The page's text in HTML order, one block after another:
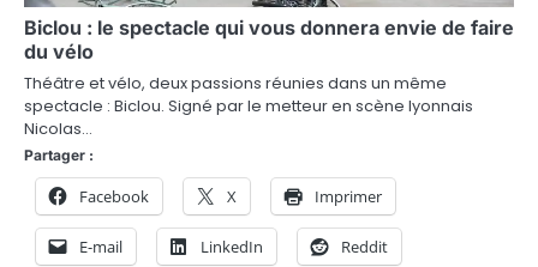
Biclou : le spectacle qui vous donnera envie de faire
du vélo
Théâtre et vélo, deux passions réunies dans un même
spectacle : Biclou. Signé par le metteur en scène lyonnais
Nicolas…
Partager :
Facebook X Imprimer
E-mail LinkedIn Reddit